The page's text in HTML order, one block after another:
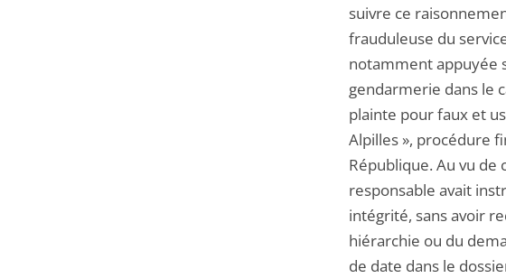
suivre ce
frauduleuse du
notamment appuyée
gendarmerie dans le
plainte pour faux et
Alpilles », procédure
République. Au vu de
responsable avait
intégrité, sans avoir
hiérarchie ou du
de date dans le